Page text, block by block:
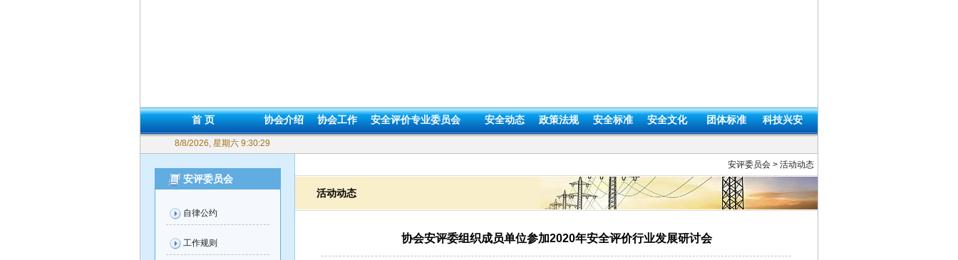
首 页 协会介绍 协会工作 安全评价专业委员会 安全动态 政策法规 安全标准 安全文化 团体标准 科技兴安
8/8/2026, 星期六 9:30:29
安评委员会
自律公约
工作规则
安评委员会 > 活动动态
活动动态
协会安评委组织成员单位参加2020年安全评价行业发展研讨会